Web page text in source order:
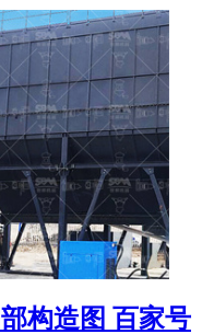
构造图 百家号